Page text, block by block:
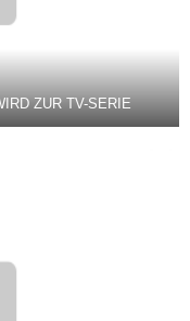
ZUR TV-SERIE